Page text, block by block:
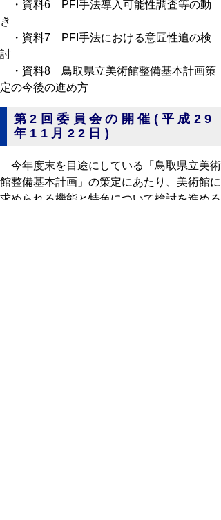
・資料6 PFI手法導入可能性調査等の動
き
・資料7 PFI手法における意匠性追の検
討
・資料8 鳥取県立美術館整備基本計画策
定の今後の進め方
第2回委員会の開催(平成29
年11月22日)
今年度末を目途にしている「鳥取県立美術
館整備基本計画」の策定にあたり、美術館に
求められる機能と特色について検討を進める